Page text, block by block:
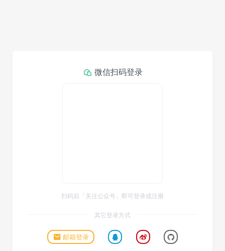
微信扫码登录
扫码后「关注公众号」即可登录或注册
其它登录方式
邮箱登录